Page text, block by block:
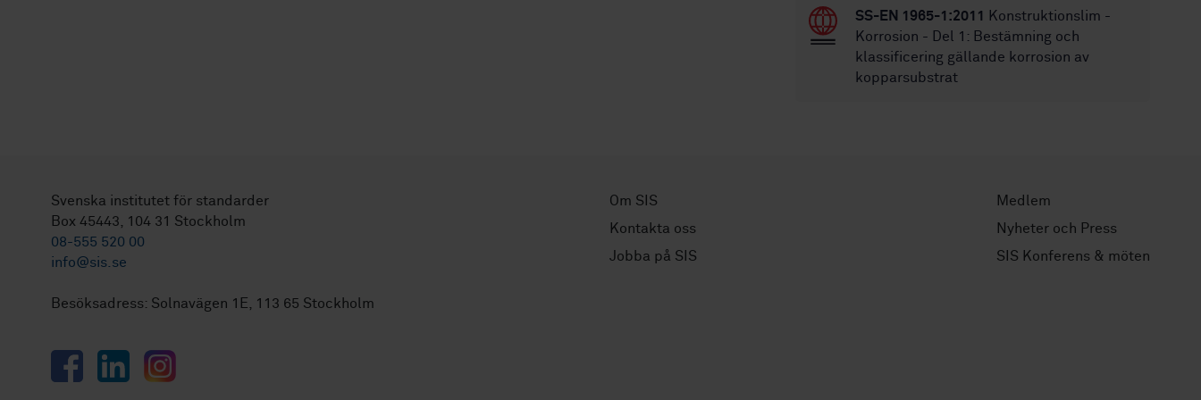
SS-EN 1965-1:2011
Konstruktionslim -
Korrosion - Del 1: Bestämning och
klassificering gällande korrosion av
kopparsubstrat
Svenska institutet för standarder
Box 45443, 104 31 Stockholm
08-555 520 00
info@sis.se
Besöksadress: Solnavägen 1E, 113 65 Stockholm
FacebookLinkedInInstagram
Om SIS
Kontakta oss
Jobba på SIS
Medlem
Nyheter och Press
SIS Konferens & möten